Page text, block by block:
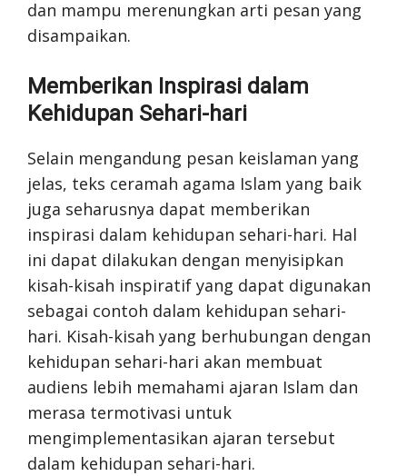
dan mampu merenungkan arti pesan yang
disampaikan.
Memberikan Inspirasi dalam
Kehidupan Sehari-hari
Selain mengandung pesan keislaman yang
jelas, teks ceramah agama Islam yang baik
juga seharusnya dapat memberikan
inspirasi dalam kehidupan sehari-hari. Hal
ini dapat dilakukan dengan menyisipkan
kisah-kisah inspiratif yang dapat digunakan
sebagai contoh dalam kehidupan sehari-
hari. Kisah-kisah yang berhubungan dengan
kehidupan sehari-hari akan membuat
audiens lebih memahami ajaran Islam dan
merasa termotivasi untuk
mengimplementasikan ajaran tersebut
dalam kehidupan sehari-hari.